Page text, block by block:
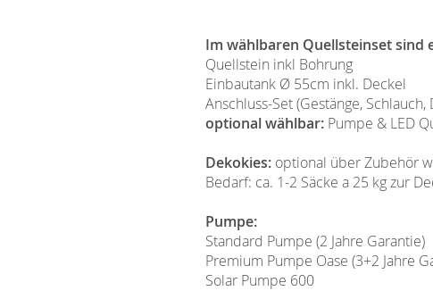
Im wählbaren Quellsteinset sind
Quellstein inkl Bohrung
Einbautank Ø 55cm inkl. Deckel
Anschluss-Set (Gestänge, Schlauch,
optional wählbar: Pumpe & LED
Dekokies: optional über Zubehör
Bedarf: ca. 1-2 Säcke a 25 kg zur
Pumpe:
Standard Pumpe (2 Jahre Garantie)
Premium Pumpe Oase (3+2 Jahre
Solar Pumpe 600